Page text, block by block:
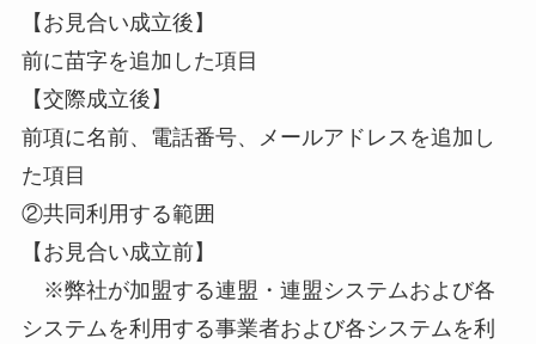
【お見合い成立後】
前に苗字を追加した項目
【交際成立後】
前項に名前、電話番号、メールアドレスを追加し
た項目
②共同利用する範囲
【お見合い成立前】
※弊社が加盟する連盟・連盟システムおよび各
システムを利用する事業者および各システムを利